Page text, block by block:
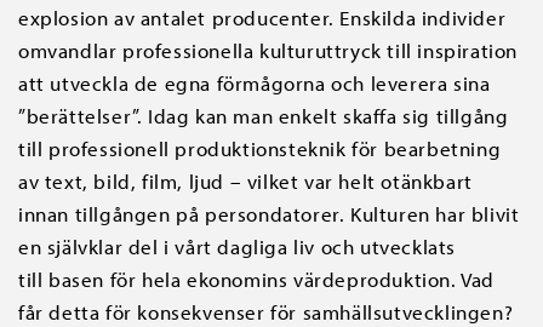
explosion av antalet producenter. Enskilda individer
omvandlar professionella kulturuttryck till inspiration
att utveckla de egna förmågorna och leverera sina
”berättelser”. Idag kan man enkelt skaffa sig tillgång
till professionell produktionsteknik för bearbetning
av text, bild, film, ljud – vilket var helt otänkbart
innan tillgången på persondatorer. Kulturen har blivit
en självklar del i vårt dagliga liv och utvecklats
till basen för hela ekonomins värdeproduktion. Vad
får detta för konsekvenser för samhällsutvecklingen?